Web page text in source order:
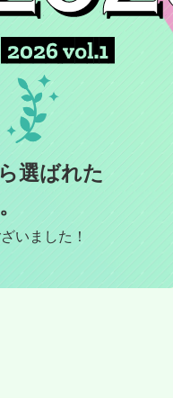
選ばれた
いました！